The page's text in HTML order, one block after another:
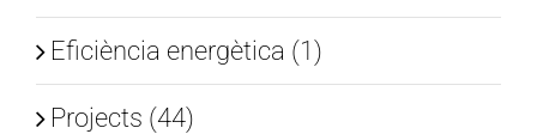
Eficiència energètica (1)
Projects (44)